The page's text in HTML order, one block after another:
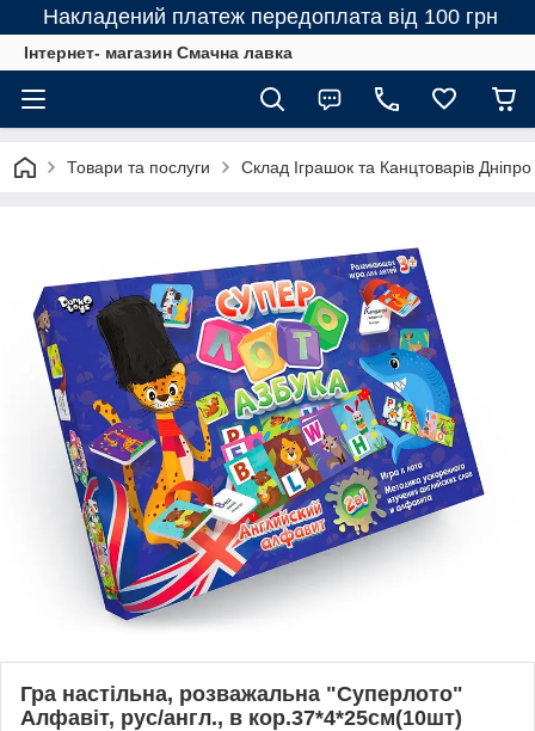
Накладений платеж передоплата від 100 грн
Інтернет- магазин Смачна лавка
Товари та послуги Склад Іграшок та Канцтоварів Дніпро
Гра настільна, розважальна "Суперлото"
Алфавіт, рус/англ., в кор.37*4*25см(10шт)